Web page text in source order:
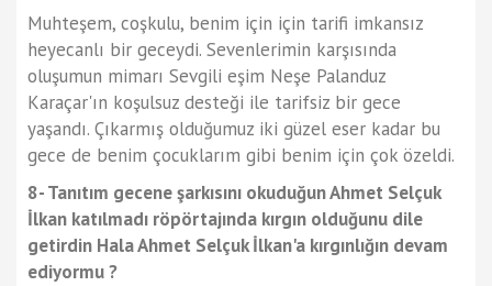
Muhteşem, coşkulu, benim için için tarifi imkansız
heyecanlı bir geceydi. Sevenlerimin karşısında
oluşumun mimarı Sevgili eşim Neşe Palanduz
Karaçar'ın koşulsuz desteği ile tarifsiz bir gece
yaşandı. Çıkarmış olduğumuz iki güzel eser kadar bu
gece de benim çocuklarım gibi benim için çok özeldi.
8- Tanıtım gecene şarkısını okuduğun Ahmet Selçuk
İlkan katılmadı röpörtajında kırgın olduğunu dile
getirdin Hala Ahmet Selçuk İlkan'a kırgınlığın devam
ediyormu ?